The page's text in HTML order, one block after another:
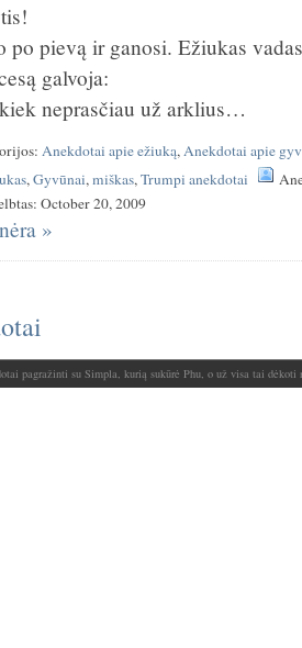
pievą ir ganosi. Ežiukas
galvoja:
neprasčiau už arklius…
Anekdotai apie ežiuką,Anekdotai apie
,Gyvūnai,miškas,Trumpi anekdotai
October 20, 2009
»
pagražinti su Simpla, kurią sukūrė Phu, o už visa tai